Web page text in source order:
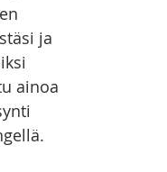
ja
ainoa